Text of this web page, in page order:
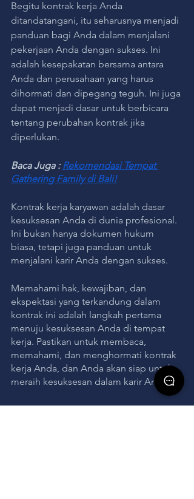
Begitu kontrak kerja Anda
ditandatangani, itu seharusnya menjadi
panduan bagi Anda dalam menjalani
pekerjaan Anda dengan sukses. Ini
adalah kesepakatan bersama antara
Anda dan perusahaan yang harus
dihormati dan dipegang teguh. Ini juga
dapat menjadi dasar untuk berbicara
tentang perubahan kontrak jika
diperlukan.
Baca Juga : Rekomendasi Tempat
Gathering Family di Bali!
Kontrak kerja karyawan adalah dasar
kesuksesan Anda di dunia profesional.
Ini bukan hanya dokumen hukum
biasa, tetapi juga panduan untuk
menjalani karir Anda dengan sukses.
Memahami hak, kewajiban, dan
ekspektasi yang terkandung dalam
kontrak ini adalah langkah pertama
menuju kesuksesan Anda di tempat
kerja. Pastikan untuk membaca,
memahami, dan menghormati kontrak
kerja Anda, dan Anda akan siap untuk
meraih kesuksesan dalam karir Anda.
Itulah beberapa hal mengenai kontrak